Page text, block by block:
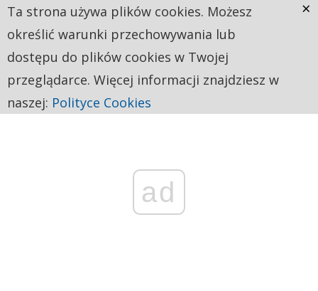
ad
Ta strona używa plików cookies. Możesz
określić warunki przechowywania lub
dostępu do plików cookies w Twojej
przeglądarce. Więcej informacji znajdziesz w
naszej: Polityce Cookies
×